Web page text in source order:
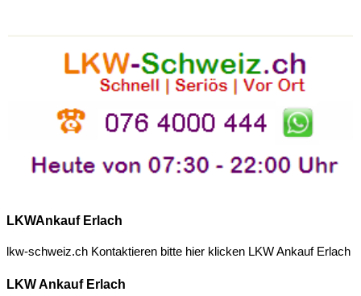
LKWAnkauf Erlach
lkw-schweiz.ch Kontaktieren bitte hier klicken LKW Ankauf Erlach
LKW Ankauf Erlach